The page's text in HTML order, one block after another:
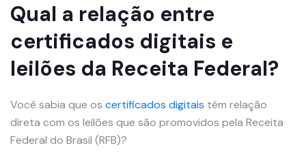
Qual a relação entre
certificados digitais e
leilões da Receita Federal?
Você sabia que os certificados digitais têm relação
direta com os leilões que são promovidos pela Receita
Federal do Brasil (RFB)?